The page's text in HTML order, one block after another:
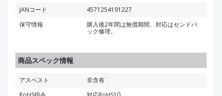
JANコード
4571254191227
保守情報
購入後2年間は無償期間、対応はセンドバ
ック修理。
商品スペック情報
アスベスト
非含有